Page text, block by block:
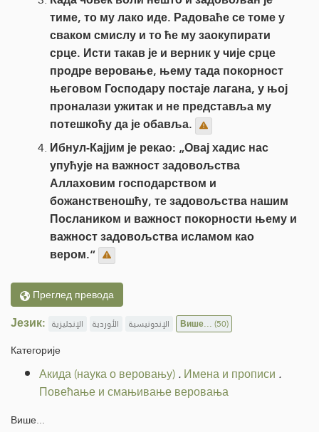
тиме, то му лако иде. Радоваће се томе у
сваком смислу и то ће му заокупирати
срце. Исти такав је и верник у чије срце
продре веровање, њему тада покорност
његовом Господару постаје лагана, у њој
проналази ужитак и не представља му
потешкоћу да је обавља.
Ибнул-Кајјим је рекао: „Овај хадис нас
упућује на важност задовољства
Аллаховим господарством и
божанственошћу, те задовољства нашим
Послаником и важност покорности њему и
важност задовољства исламом као
вером.“
Преглед превода
Језик: الإنجليزية الأوردية الإندونيسية Више...(50)
Категорије
Акида (наука о веровању).Имена и прописи .
Повећање и смањивање веровања
Више...